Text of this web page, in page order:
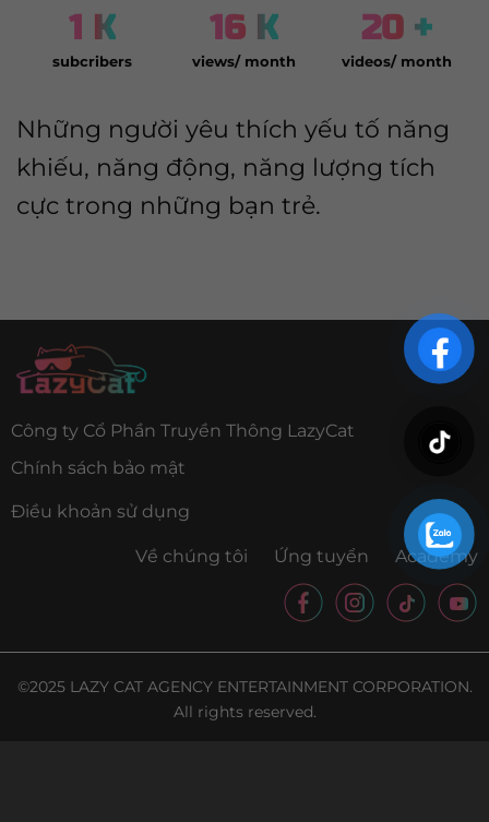
1 K
subcribers
16 K
views/ month
20+
videos/ month
Những người yêu thích yếu tố năng
khiếu, năng động, năng lượng tích
cực trong những bạn trẻ.
Công ty Cổ Phần Truyền Thông LazyCat
Chính sách bảo mật
Điều khoản sử dụng
Về chúng tôi Ứng tuyển Academy
©2025 LAZY CAT AGENCY ENTERTAINMENT CORPORATION.
All rights reserved.